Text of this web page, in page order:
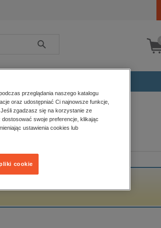
Szukaj
wszystkie E-prasa
przeglądania naszego katalogu
oraz udostępniać Ci najnowsze funkcje,
zgadzasz się na korzystanie ze
swoje preferencje, klikając
ustawienia cookies lub
cookie